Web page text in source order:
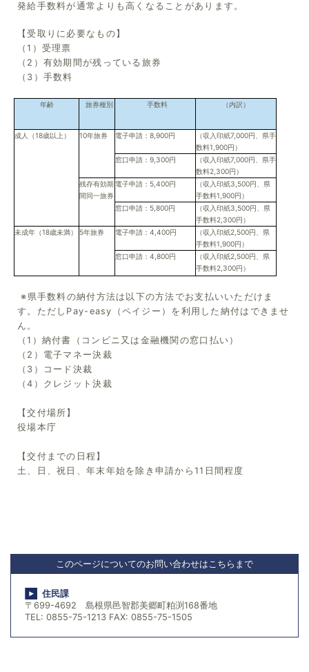
発給手数料が通常よりも高くなることがあります。
【受取りに必要なもの】
（1）受理票
（2）有効期間が残っている旅券
（3）手数料
年齢 旅券種別 手数料 （内訳）
成人（18歳以上） 10年旅券 電子申請：8,900円
（収入印紙7,000円、県手
数料1,900円）
窓口申請：9,300円
（収入印紙7,000円、県手
数料2,300円）
残存有効期
間同一旅券
電子申請：5,400円
（収入印紙3,500円、県
手数料1,900円）
窓口申請：5,800円
（収入印紙3,500円、県
手数料2,300円）
未成年（18歳未満）
5年旅券 電子申請：4,400円
（収入印紙2,500円、県
手数料1,900円）
窓口申請：4,800円
（収入印紙2,500円、県
手数料2,300円）
※県手数料の納付方法は以下の方法でお支払いいただけま
す。ただしPay-easy（ペイジー）を利用した納付はできませ
ん。
（1）納付書（コンビニ又は金融機関の窓口払い）
（2）電子マネー決裁
（3）コード決裁
（4）クレジット決裁
【交付場所】
役場本庁
【交付までの日程】
土、日、祝日、年末年始を除き申請から11日間程度
このページについてのお問い合わせはこちらまで
住民課
〒699-4692 島根県邑智郡美郷町粕渕168番地
TEL: 0855-75-1213 FAX: 0855-75-1505